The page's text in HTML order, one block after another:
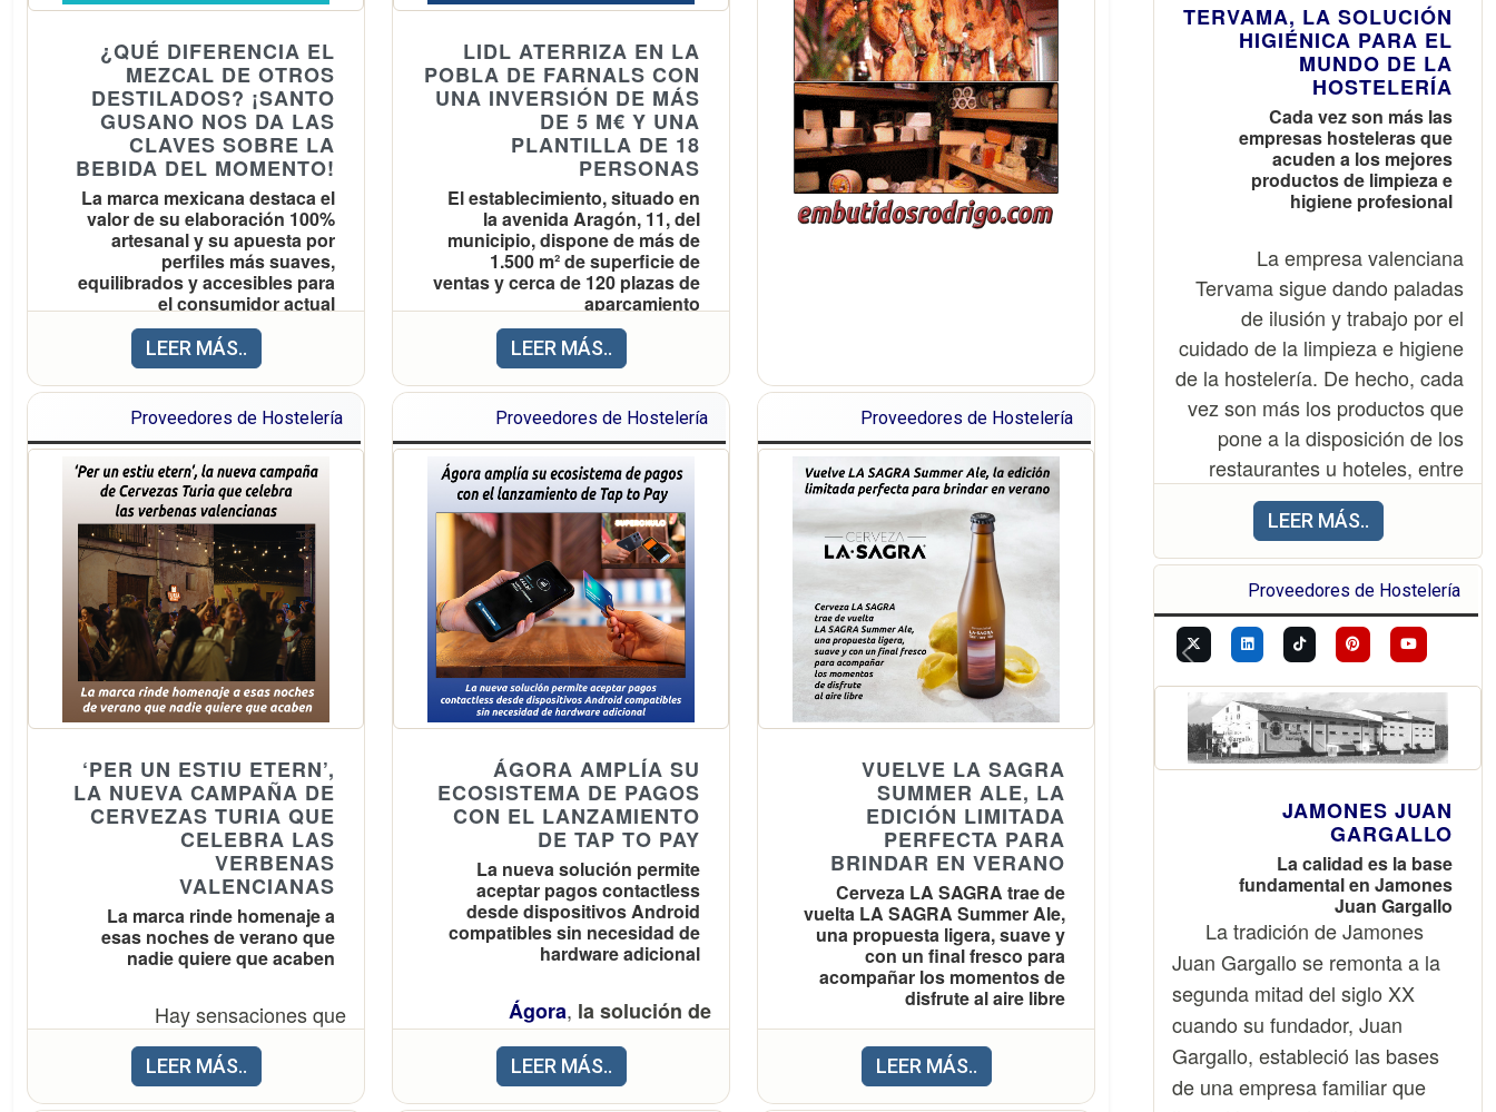
¿QUÉ DIFERENCIA EL
MEZCAL DE OTROS
DESTILADOS? ¡SANTO
GUSANO NOS DA LAS
CLAVES SOBRE LA
BEBIDA DEL MOMENTO!
La marca mexicana destaca el
valor de su elaboración 100%
artesanal y su apuesta por
perfiles más suaves,
equilibrados y accesibles para
el consumidor actual
Si echamos la vista atrás
podemos observar con claridad
cómo elmezcalha pasado de
ser un destilado prácticamente
desconocido fuera de México a
convertirse en unabebida cada
vez más demandada y valorada
por consumidores de todo el
mundo.
Así pues, el mezcal se ha
colado también con fuerza en
nuestro país y ha llegado el
sus principales características.
Por ello,desde Mezcal Santo
, reconocido por su perfil
más suave y menos ahumado,
ponen en valor este destilado que
representa tradición y respeto por
los procesos artesanales.
Cabe destacar que, a
diferencia de otros destilados, el
mezcal conserva
LEER MÁS..
LIDL ATERRIZA EN LA
POBLA DE FARNALS CON
UNA INVERSIÓN DE MÁS
DE 5 M€ Y UNA
PLANTILLA DE 18
PERSONAS
El establecimiento, situado en
la avenida Aragón, 11, del
municipio, dispone de más de
1.500 m² de superficie de
ventas y cerca de 120 plazas de
aparcamiento
? En línea con su
compromiso sostenible,
incorpora más de 530 m² de
paneles fotovoltaicos para el
autoconsumo y tres puntos de
recarga para vehículos
eléctricos
? El alcalde de La Pobla de
Farnals, Enric Palanca Torres,
y el director regional de Lidl en
la Comunitat Valenciana,
Grischa Voss, han visitado el
nuevo centro
Lidl refuerza su presencia en la
provincia de Valencia con la
apertura de su primera tienda en
La Pobla de Farnals. Ubicado en
la avenida Aragón, 11, el nuevo
establecimiento ha supuesto una
inversión superior a los 5
millones de euros para su
construcción y equipamiento. El
centro cuenta con una plantilla de
LEER MÁS..
Proveedores de Hostelería
‘PER UN ESTIU ETERN’,
LA NUEVA CAMPAÑA DE
CERVEZAS TURIA QUE
CELEBRA LAS
VERBENAS
VALENCIANAS
La marca rinde homenaje a
esas noches de verano que
nadie quiere que acaben
Hay sensaciones que
querríamos alargar para siempre.
Como las vacaciones y las
noches de verano que duran
LEER MÁS..
Proveedores de Hostelería
ÁGORA AMPLÍA SU
ECOSISTEMA DE PAGOS
CON EL LANZAMIENTO
DE TAP TO PAY
La nueva solución permite
aceptar pagos contactless
desde dispositivos Android
compatibles sin necesidad de
hardware adicional
Ágora, la solución de
gestión integral de TPV para
hostelería desarrollada por
Microelectronics,anuncia el
LEER MÁS..
Proveedores de Hostelería
VUELVE LA SAGRA
SUMMER ALE, LA
EDICIÓN LIMITADA
PERFECTA PARA
BRINDAR EN VERANO
Cerveza LA SAGRA trae de
vuelta LA SAGRA Summer Ale,
una propuesta ligera, suave y
con un final fresco para
acompañar los momentos de
disfrute al aire libre
• Esta referencia forma parte
de la gama de cervezas
LEER MÁS..
TERVAMA, LA SOLUCIÓN
HIGIÉNICA PARA EL
MUNDO DE LA
HOSTELERÍA
Cada vez son más las
empresas hosteleras que
acuden a los mejores
productos de limpieza e
higiene profesional
La empresa valenciana
Tervama sigue dando paladas
de ilusión y trabajo por el
cuidado de la limpieza e higiene
de la hostelería. De hecho, cada
vez son más los productos que
pone a la disposición de los
restaurantes u hoteles, entre
otros, que acuden en la
búsqueda de sus servicios para
dar a sus locales la solución
necesaria contra la suciedad, el
polvo o las plagas.
LEER MÁS..
Proveedores de Hostelería
Previous
JAMONES JUAN
GARGALLO
La calidad es la base
fundamental en Jamones
Juan Gargallo
La tradición de Jamones
Juan Gargallo se remonta a la
segunda mitad del siglo XX
cuando su fundador, Juan
Gargallo, estableció las bases
de una empresa familiar que